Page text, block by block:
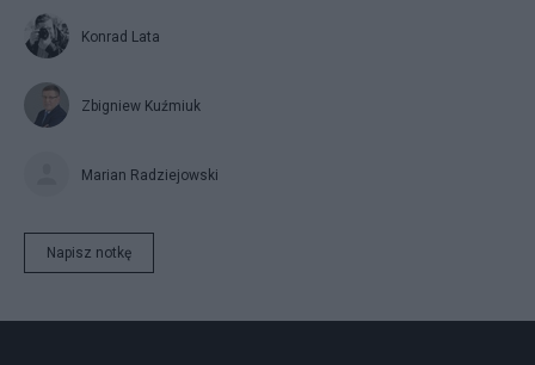
Konrad Lata
Zbigniew Kuźmiuk
Marian Radziejowski
Napisz notkę